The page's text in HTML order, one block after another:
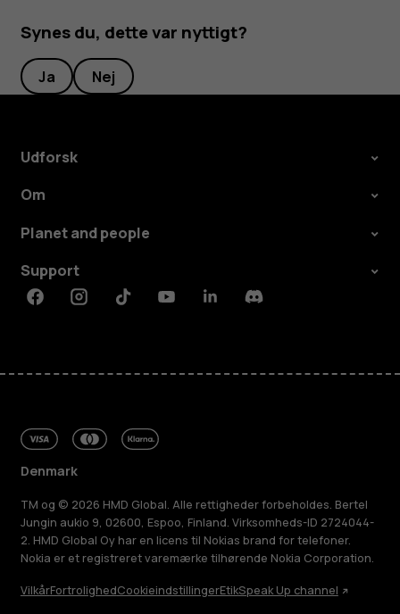
Synes du, dette var nyttigt?
Ja Nej
Udforsk
Om
Planet and people
Support
FacebookInstagramTiktokYoutubeLinkedinDiscord
Denmark
TM og © 2026 HMD Global. Alle rettigheder forbeholdes. Bertel
Jungin aukio 9, 02600, Espoo, Finland. Virksomheds-ID 2724044-
2. HMD Global Oy har en licens til Nokias brand for telefoner.
Nokia er et registreret varemærke tilhørende Nokia Corporation.
VilkårFortrolighedCookieindstillingerEtikSpeak Up channel